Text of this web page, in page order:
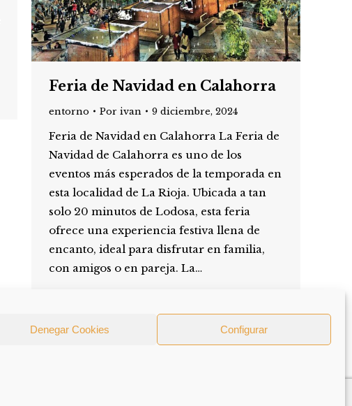
Denegar Cookies Configurar
Feria de Navidad en Calahorra
entorno Por ivan 9 diciembre, 2024
Feria de Navidad en Calahorra La Feria de
Navidad de Calahorra es uno de los
eventos más esperados de la temporada en
esta localidad de La Rioja. Ubicada a tan
solo 20 minutos de Lodosa, esta feria
ofrece una experiencia festiva llena de
encanto, ideal para disfrutar en familia,
con amigos o en pareja. La…